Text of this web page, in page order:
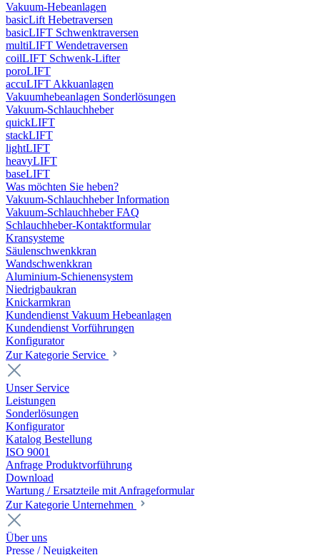
Vakuum-Hebeanlagen
basicLift Hebetraversen
basicLIFT Schwenktraversen
multiLIFT Wendetraversen
coilLIFT Schwenk-Lifter
poroLIFT
accuLIFT Akkuanlagen
Vakuumhebeanlagen Sonderlösungen
Vakuum-Schlauchheber
quickLIFT
stackLIFT
lightLIFT
heavyLIFT
baseLIFT
Was möchten Sie heben?
Vakuum-Schlauchheber Information
Vakuum-Schlauchheber FAQ
Schlauchheber-Kontaktformular
Kransysteme
Säulenschwenkkran
Wandschwenkkran
Aluminium-Schienensystem
Niedrigbaukran
Knickarmkran
Kundendienst Vakuum Hebeanlagen
Kundendienst Vorführungen
Konfigurator
Zur Kategorie Service
Unser Service
Leistungen
Sonderlösungen
Konfigurator
Katalog Bestellung
ISO 9001
Anfrage Produktvorführung
Download
Wartung / Ersatzteile mit Anfrageformular
Zur Kategorie Unternehmen
Über uns
Presse / Neuigkeiten